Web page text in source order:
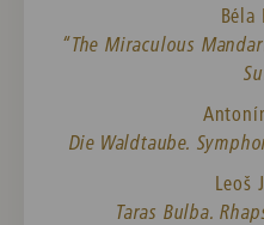
Béla
“The Miraculous
Die Waldtaube.
Leoš
Taras Bulba.